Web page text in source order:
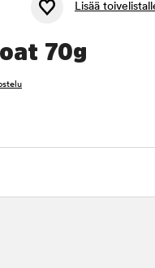
Lisää
70g